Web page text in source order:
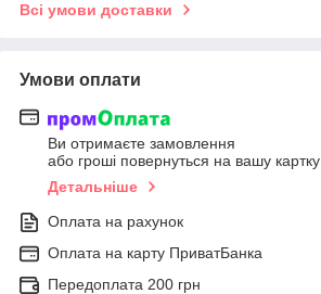
Всі умови доставки
Умови оплати
Ви отримаєте замовлення
або гроші повернуться на вашу картку
Детальніше
Оплата на рахунок
Оплата на карту ПриватБанка
Передоплата 200 грн